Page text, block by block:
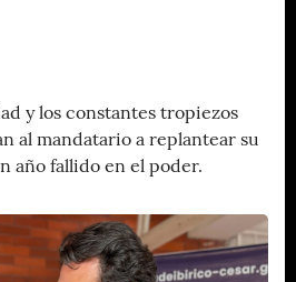
y los constantes tropiezos
al mandatario a replantear su
año fallido en el poder.